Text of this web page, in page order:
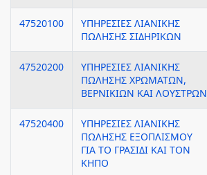
47520100
ΥΠΗΡΕΣΙΕΣ ΛΙΑΝΙΚΗΣ
ΠΩΛΗΣΗΣ ΣΙΔΗΡΙΚΩΝ
47520200
ΥΠΗΡΕΣΙΕΣ ΛΙΑΝΙΚΗΣ
ΠΩΛΗΣΗΣ ΧΡΩΜΑΤΩΝ,
ΒΕΡΝΙΚΙΩΝ ΚΑΙ ΛΟΥΣΤΡΩΝ
47520400
ΥΠΗΡΕΣΙΕΣ ΛΙΑΝΙΚΗΣ
ΠΩΛΗΣΗΣ ΕΞΟΠΛΙΣΜΟΥ
ΓΙΑ ΤΟ ΓΡΑΣΙΔΙ ΚΑΙ ΤΟΝ
ΚΗΠΟ